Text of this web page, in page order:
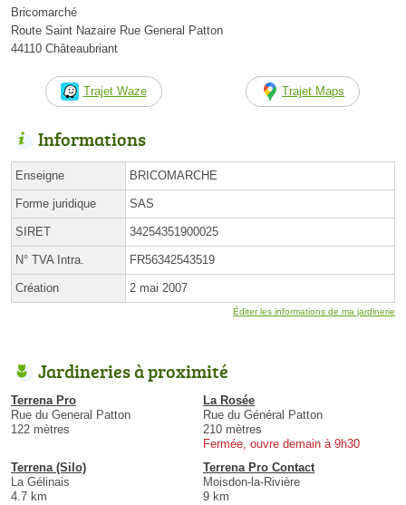
Bricomarché
Route Saint Nazaire Rue General Patton
44110 Châteaubriant
Trajet Waze Trajet Maps
Informations
Enseigne BRICOMARCHE
Forme juridique SAS
SIRET 34254351900025
N° TVA Intra. FR56342543519
Création 2 mai 2007
Éditer les informations de ma jardinerie
Jardineries à proximité
Terrena Pro
Rue du General Patton
122 mètres
La Rosée
Rue du Général Patton
210 mètres
Fermée, ouvre demain à 9h30
Terrena (Silo)
La Gélinais
4.7 km
Terrena Pro Contact
Moisdon-la-Rivière
9 km